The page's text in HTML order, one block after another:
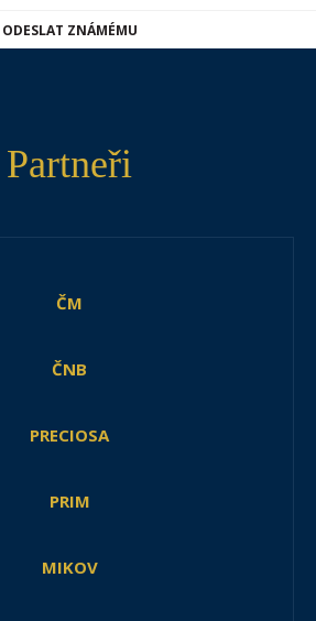
ODESLAT ZNÁMÉMU
Partneři
ČM
ČNB
PRECIOSA
PRIM
MIKOV